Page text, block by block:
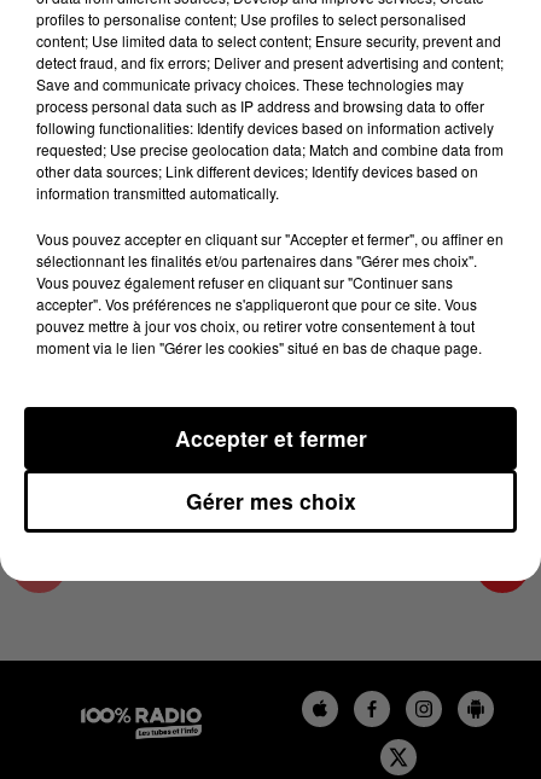
Lecture (4 min 14 sec)
100%
100% Radio les infos de l'Aude
14 avril 2025 - 4 min 14 sec
LES INFOS DE L'AUDE DU 14/04/2025 À
08H01
Les infos de l'Aude
profiles to personalise content; Use profiles to select personalised
content; Use limited data to select content; Ensure security, prevent and
detect fraud, and fix errors; Deliver and present advertising and content;
Save and communicate privacy choices. These technologies may
process personal data such as IP address and browsing data to offer
following functionalities: Identify devices based on information actively
requested; Use precise geolocation data; Match and combine data from
other data sources; Link different devices; Identify devices based on
information transmitted automatically.
Vous pouvez accepter en cliquant sur "Accepter et fermer", ou affiner en
sélectionnant les finalités et/ou partenaires dans "Gérer mes choix".
Vous pouvez également refuser en cliquant sur "Continuer sans
accepter". Vos préférences ne s'appliqueront que pour ce site. Vous
pouvez mettre à jour vos choix, ou retirer votre consentement à tout
moment via le lien "Gérer les cookies" situé en bas de chaque page.
Gérer mes choix
Accepter et fermer